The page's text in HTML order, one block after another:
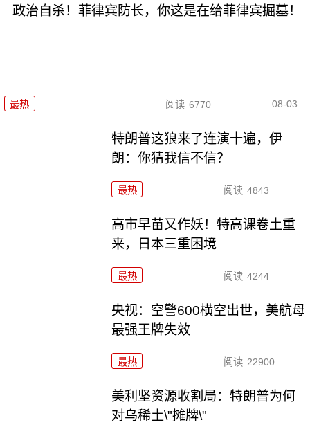
政治自杀！菲律宾防长，你这是在给菲律宾掘墓！
最热 阅读 6770 08-03
特朗普这狼来了连演十遍，伊
朗：你猜我信不信？
最热 阅读 4843
高市早苗又作妖！特高课卷土重
来，日本三重困境
最热 阅读 4244
央视：空警600横空出世，美航母
最强王牌失效
最热 阅读 22900
美利坚资源收割局：特朗普为何
对乌稀土\"摊牌\"